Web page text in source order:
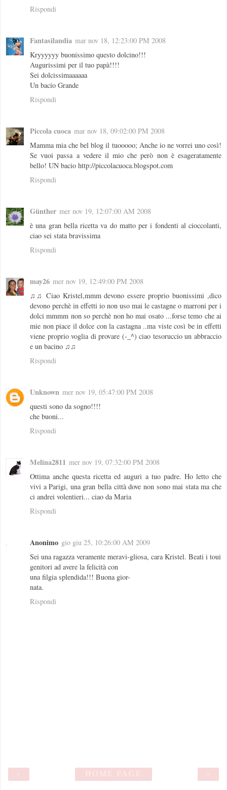
Rispondi
Fantasilandia mar nov 18, 12:23:00 PM 2008
Kryyyyyy buonissimo questo dolcino!!!
Augurissimi per il tuo papà!!!!
Sei dolcissimaaaaaa
Un bacio Grande
Rispondi
Piccola cuoca mar nov 18, 09:02:00 PM 2008
Mamma mia che bel blog il tuooooo; Anche io ne vorrei uno così!
Se vuoi passa a vedere il mio che però non è esageratamente
bello! UN bacio http://piccolacuoca.blogspot.com
Rispondi
Günther mer nov 19, 12:07:00 AM 2008
è una gran bella ricetta va do matto per i fondenti al cioccolanti,
ciao sei stata bravissima
Rispondi
may26 mer nov 19, 12:49:00 PM 2008
♫♫ Ciao Kristel,mmm devono essere proprio buonissimi ,dico
devono perchè in effetti io non uso mai le castagne o marroni per i
dolci mmmm non so perchè non ho mai osato ...forse temo che ai
mie non piace il dolce con la castagna ..ma viste così be in effetti
viene proprio voglia di provare (-_^) ciao tesoruccio un abbraccio
e un bacino ♫♫
Rispondi
Unknown mer nov 19, 05:47:00 PM 2008
questi sono da sogno!!!!
che buoni...
Rispondi
Melina2811 mer nov 19, 07:32:00 PM 2008
Ottima anche questa ricetta ed auguri a tuo padre. Ho letto che
vivi a Parigi, una gran bella città dove non sono mai stata ma che
ci andrei volentieri... ciao da Maria
Rispondi
Anonimo gio giu 25, 10:26:00 AM 2009
Sei una ragazza veramente meravi-gliosa, cara Kristel. Beati i toui
genitori ad avere la felicità con
una filgia splendida!!! Buona gior-
nata.
Rispondi
›
HOME PAGE